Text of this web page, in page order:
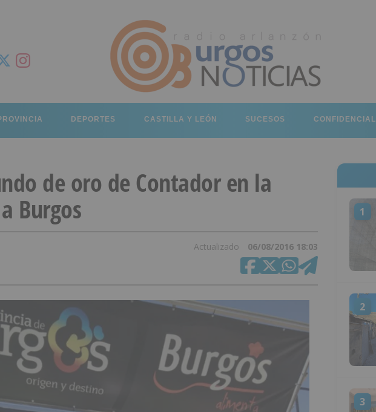
DEPORTES CASTILLA Y LEÓN SUCESOS CONFIDENCIAL
de oro de Contador en la
Burgos
Actualizado 06/08/2016 18:03
1
2
3